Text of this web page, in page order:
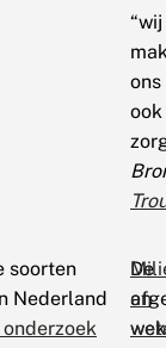
“wij
ons
ook
soorten
Nederland
De
en